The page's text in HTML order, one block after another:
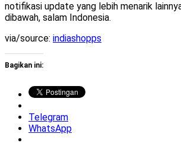
notifikasi update yang lebih menarik
dibawah, salam Indonesia.
via/source: indiashopps
Bagikan ini:
Telegram
WhatsApp